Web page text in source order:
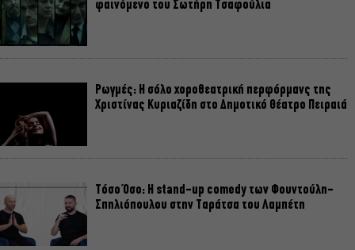
φαινόμενο του Σωτήρη Τσαφούλια
Ρωγμές: Η σόλο χοροθεατρική περφόρμανς της
Χριστίνας Κυριαζίδη στο Δημοτικό Θέατρο Πειραιά
Τόσο Όσο: Η stand-up comedy των Φουντούλη-
Σπηλιόπουλου στην Ταράτσα του Λαμπέτη